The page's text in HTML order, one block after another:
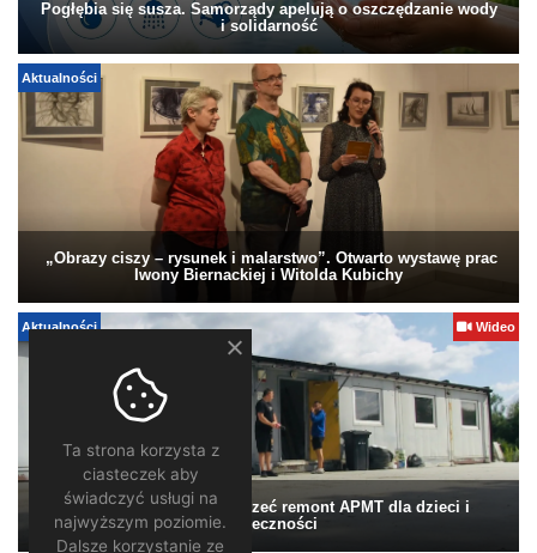
Pogłębia się susza. Samorządy apelują o oszczędzanie wody
i solidarność
Aktualności
„Obrazy ciszy – rysunek i malarstwo”. Otwarto wystawę prac
Iwony Biernackiej i Witolda Kubichy
Aktualności Wideo
Pomagamy. Warto wesprzeć remont APMT dla dzieci i
społeczności
Ta strona korzysta z
ciasteczek aby
świadczyć usługi na
najwyższym poziomie.
Dalsze korzystanie ze